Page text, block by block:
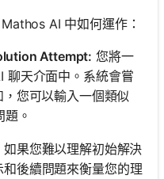
AI 中如何運作：
Attempt: 您將一
聊天介面中。系統會嘗
您可以輸入一個類似
題。
如果您難以理解初始解決
後續問題來衡量您的理